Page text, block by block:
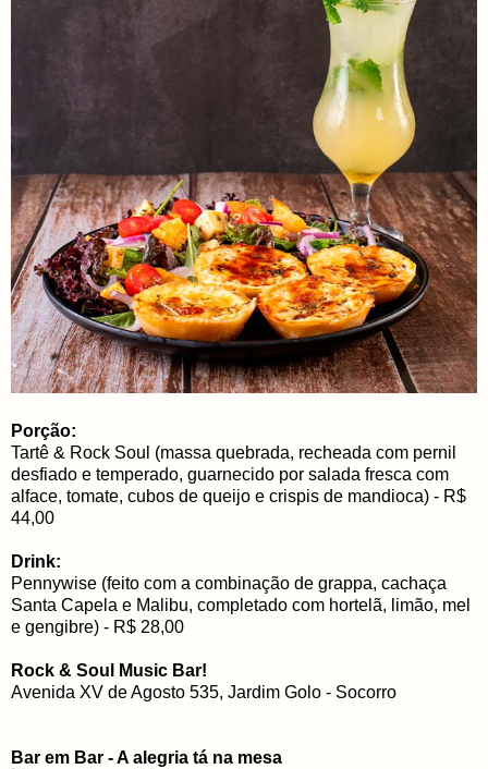
Porção:
Tartê & Rock Soul (massa quebrada, recheada com pernil
desfiado e temperado, guarnecido por salada fresca com
alface, tomate, cubos de queijo e crispis de mandioca) - R$
44,00
Drink:
Pennywise (feito com a combinação de grappa, cachaça
Santa Capela e Malibu, completado com hortelã, limão, mel
e gengibre) - R$ 28,00
Rock & Soul Music Bar!
Avenida XV de Agosto 535, Jardim Golo - Socorro
Bar em Bar - A alegria tá na mesa